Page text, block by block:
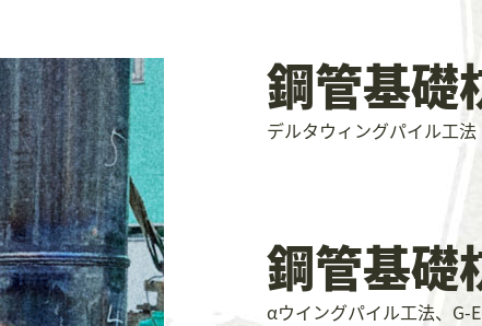
鋼管基礎
デルタウィングパイル工法
鋼管基礎
αウイングパイル工法、G-